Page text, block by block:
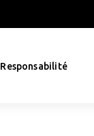
Responsabilité